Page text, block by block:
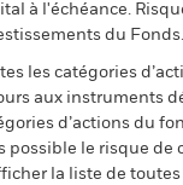
à l'échéance.
du Fonds.
les catégories
aux instruments
d’actions du
possible le risque de
la liste de